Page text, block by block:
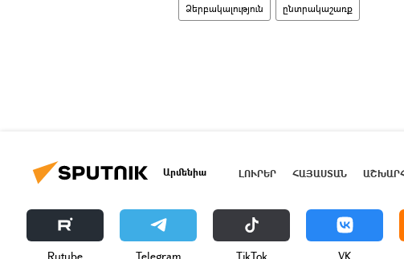
Ձերբակալություն ընտրակաշառք
Արմենիա ԼՈՒՐԵՐ ՀԱՅԱՍՏԱՆ
Rutube Telegram ТikТоk VK